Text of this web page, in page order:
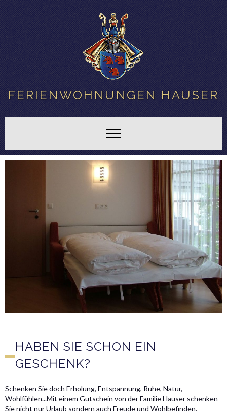
FERIENWOHNUNGEN HAUSER
HABEN SIE SCHON EIN
GESCHENK?
Schenken Sie doch Erholung, Entspannung, Ruhe, Natur,
Wohlfühlen...Mit einem Gutschein von der Familie Hauser schenken
Sie nicht nur Urlaub sondern auch Freude und Wohlbefinden.